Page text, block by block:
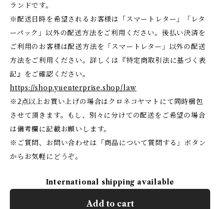
ランドです。
※配送日時を希望されるお客様は「スマートレター」「レタ
ーパック」以外の配送方法をご利用ください。後払い決済を
ご利用のお客様は配送方法を「スマートレター」以外の配送
方法をご利用ください。詳しくは『特定商取引法に基づく表
記』をご確認ください。
https://shop.yuenterprise.shop/law
※2点以上お買い上げの場合はクロネコヤマトにて同時梱包
させて頂きます。もし、別々に分けての配送をご希望の場合
は備考欄に記載お願いします。
※ご質問、お問い合わせは「商品について質問する」ボタン
からお気軽にどうぞ。
International shipping available
Add to cart